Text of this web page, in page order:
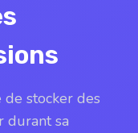
stocker des
durant sa